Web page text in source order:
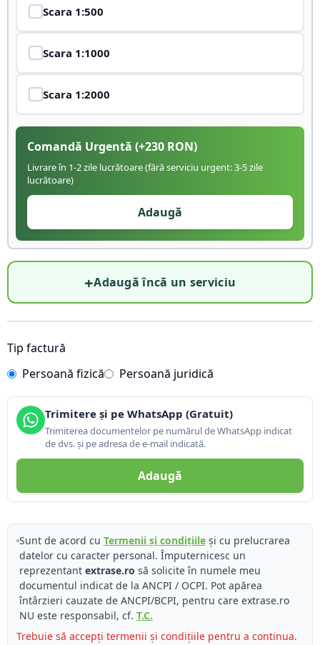
Scara 1:500
Scara 1:1000
Scara 1:2000
Comandă Urgentă (+230 RON)
Livrare în 1-2 zile lucrătoare (fără serviciu urgent: 3-5 zile
lucrătoare)
Adaugă
+Adaugă încă un serviciu
Tip factură
Persoană fizică
Persoană juridică
Trimitere și pe WhatsApp (Gratuit)
Trimiterea documentelor pe numărul de WhatsApp indicat
de dvs. și pe adresa de e-mail indicată.
Adaugă
Sunt de acord cu Termenii și condițiileși cu prelucrarea
datelor cu caracter personal. Împuternicesc un
reprezentant extrase.ro să solicite în numele meu
documentul indicat de la ANCPI / OCPI. Pot apărea
întârzieri cauzate de ANCPI/BCPI, pentru care extrase.ro
NU este responsabil, cf. T.C.
Trebuie să accepți termenii și condițiile pentru a continua.